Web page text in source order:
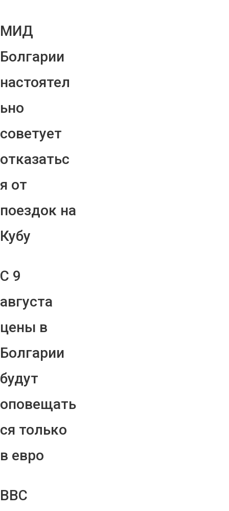
МИД
Болгарии
настоятел
ьно
советует
отказатьс
я от
поездок на
Кубу
С 9
августа
цены в
Болгарии
будут
оповещать
ся только
в евро
ВВС